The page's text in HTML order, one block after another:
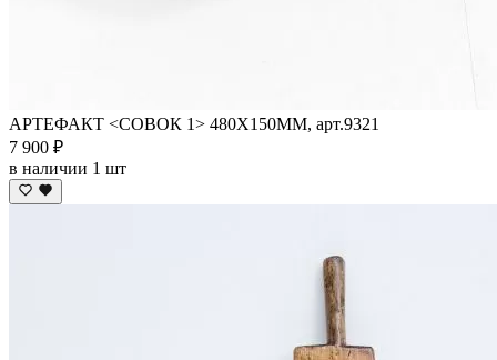
АРТЕФАКТ <СОВОК 1> 480Х150ММ, арт.9321
7 900 ₽
в наличии 1 шт